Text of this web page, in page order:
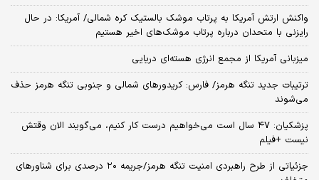
واکنش ارتش آمریکا به پرتاب موشک بالستیک کره شمالی/ آمریکا: در حال
رایزنی با متحدان درباره پرتاب موشک‌های اخیر هستیم
میزبانی آمریکا از مجمع انرژی هسته‌ای دریایی
ترتیبات جدید تنگه هرمز/ فارس: کریدورهای شمالی و جنوبی تنگه هرمز حذف
می‌شوند
پزشکیان: ۴۷ سال است می‌خواهیم درست کار کنیم، می‌گویند الان وقتش
نیست +فیلم
جزئیاتی از طرح راهبردی امنیت تنگه هرمز/جریمه ۲۰ درصدی برای شناورهای